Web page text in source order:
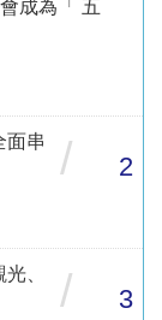
成為「 五
串
/ 2
、
/ 3